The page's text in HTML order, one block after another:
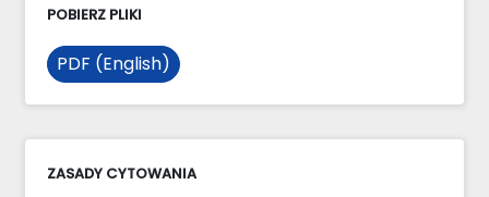
POBIERZ PLIKI
PDF (English)
ZASADY CYTOWANIA